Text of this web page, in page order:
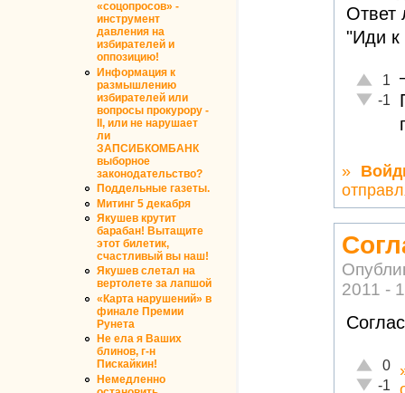
«соцопросов» -
инструмент
давления на
избирателей и
оппозицию!
Информация к
размышлению
избирателей или
вопросы прокурору -
II, или не нарушает
ли
ЗАПСИБКОМБАНК
выборное
законодательство?
Поддельные газеты.
Митинг 5 декабря
Якушев крутит
барабан! Вытащите
этот билетик,
счастливый вы наш!
Якушев слетал на
вертолете за лапшой
«Карта нарушений» в
финале Премии
Рунета
Не ела я Ваших
блинов, г-н
Пискайкин!
Немедленно
Ответ
"Иди к
1
-1
»
2011 -
0
-1